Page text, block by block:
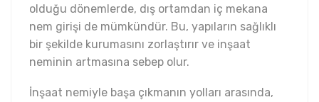
olduğu dönemlerde, dış ortamdan iç mekana
nem girişi de mümkündür. Bu, yapıların sağlıklı
bir şekilde kurumasını zorlaştırır ve inşaat
neminin artmasına sebep olur.
İnşaat nemiyle başa çıkmanın yolları arasında,